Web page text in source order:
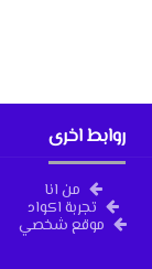
روابط اخرى
من انا
تجربة اكواد
موقع شخصي